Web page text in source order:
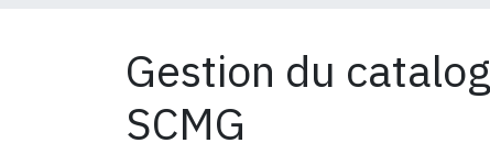
Gestion du
SCMG